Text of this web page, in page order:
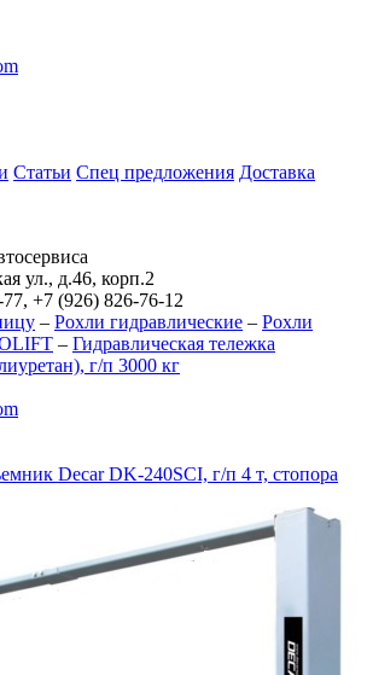
Статьи Спец предложения Доставка
ул., д.46, корп.2
+7 (926) 826-76-12
– Рохли гидравлические – Рохли
– Гидравлическая тележка
г/п 3000 кг
Decar DK-240SCI, г/п 4 т, стопора